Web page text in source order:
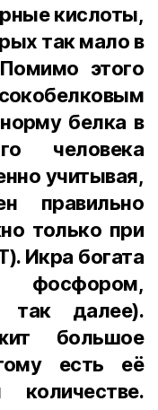
кислоты,
так мало в
этого
белка в
человека
учитывая,
правильно
только при
Икра богата
фосфором,
далее).
большое
есть её